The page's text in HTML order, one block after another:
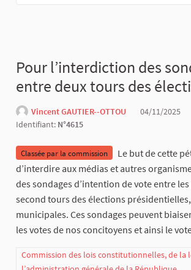
Pour l’interdiction des
entre deux tours des
Vincent GAUTIER--OTTOU
04/11/2025
Identifiant: N°4615
Classée par la commission
Le but de cette
d’interdire aux médias et autres
des sondages d’intention de vote entre
second tours des élections
municipales. Ces sondages peuvent
les votes de nos concitoyens et ainsi le
Commission des lois constitutionnelles, de la